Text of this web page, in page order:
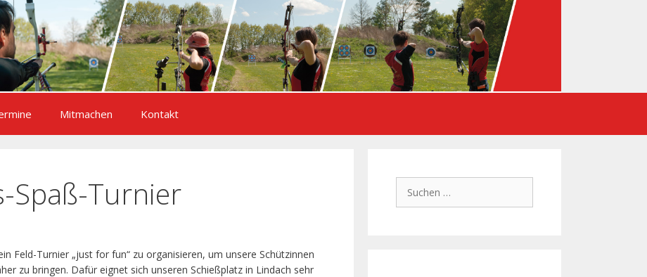
Mitmachen Kontakt
Spaß-Turnier
Feld-Turnier „just for fun“ zu organisieren, um unsere Schützinnen
zu bringen. Dafür eignet sich unseren Schießplatz in Lindach sehr
Suchen
nach: